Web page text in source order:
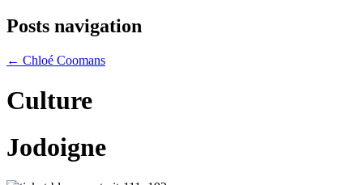
Posts navigation
← Chloé Coomans
Culture
Jodoigne